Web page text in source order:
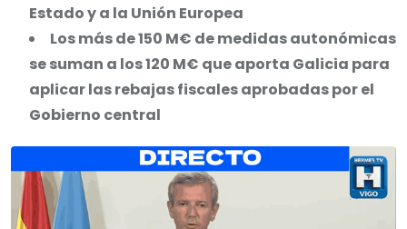
Estado y a la Unión Europea
Los más de 150 M€ de medidas autonómicas
se suman a los 120 M€ que aporta Galicia para
aplicar las rebajas fiscales aprobadas por el
Gobierno central